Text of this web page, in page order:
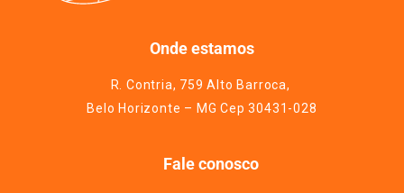
Onde estamos
R. Contria, 759 Alto Barroca,
Belo Horizonte – MG Cep 30431-028
Fale conosco